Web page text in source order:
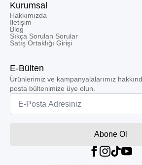
Kurumsal
Hakkımızda
İletişim
Blog
Sıkça Sorulan Sorular
Satış Ortaklığı Girişi
E-Bülten
Ürünlerimiz ve kampanyalalarımız
posta bültenimize üye olun.
Email
Abone Ol